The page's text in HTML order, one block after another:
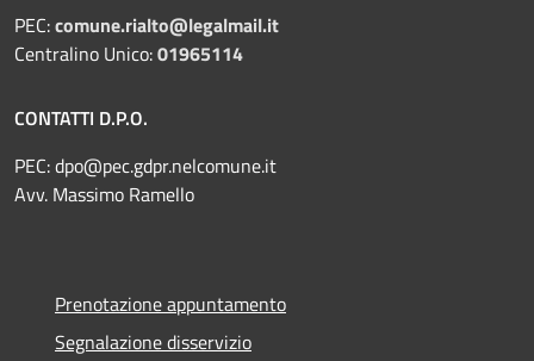
PEC:comune.rialto@legalmail.it
Centralino Unico:01965114
CONTATTI D.P.O.
PEC:dpo@pec.gdpr.nelcomune.it
Avv. Massimo Ramello
Prenotazione appuntamento
Segnalazione disservizio